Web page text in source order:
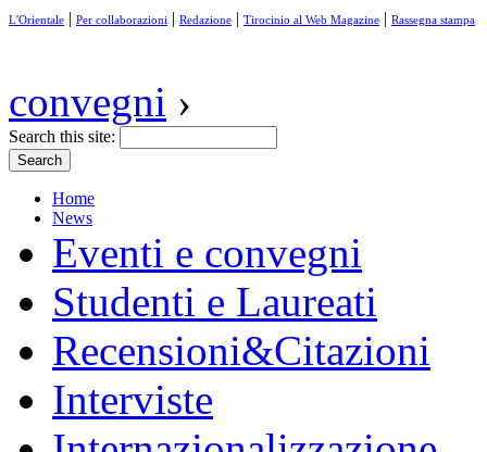
L'Orientale | Per collaborazioni | Redazione | Tirocinio al Web Magazine | Rassegna stampa
convegni ›
Search this site:
Home
News
Eventi e convegni
Studenti e Laureati
Recensioni&Citazioni
Interviste